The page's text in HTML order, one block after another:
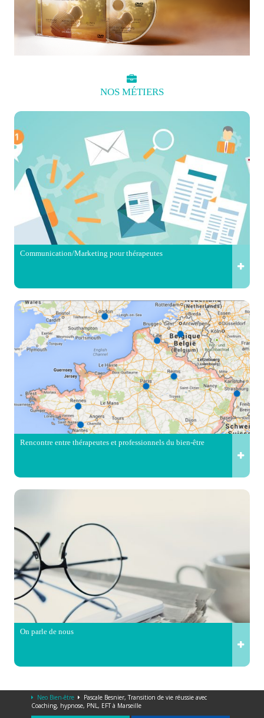
NOS MÉTIERS
Communication/Marketing pour thérapeutes
Rencontre entre thérapeutes et professionnels du bien-être
On parle de nous
Neo Bien-être
Pascale Besnier, Transition de vie réussie avec
Coaching, hypnose, PNL, EFT à Marseille